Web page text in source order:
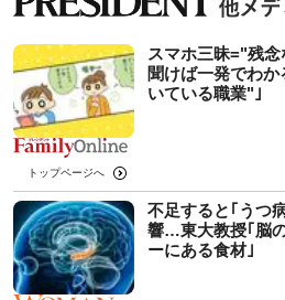
スマホ三昧="残
聞けば一発でわ
いている職業"｣
トップページへ
不足すると｢うつ
響…東大教授｢脳
ーにある食材｣